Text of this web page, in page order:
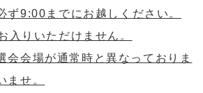
ず9:00までにお越しください。
入りいただけません。
会会場が通常時と異なっておりま
ませ。